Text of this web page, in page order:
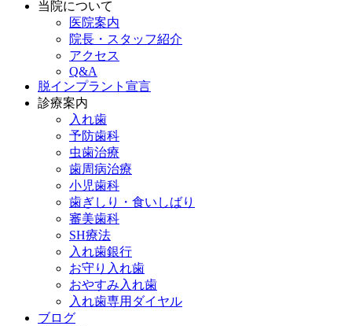
当院について
医院案内
院長・スタッフ紹介
アクセス
Q&A
脱インプラント宣言
診療案内
入れ歯
予防歯科
虫歯治療
歯周病治療
小児歯科
歯ぎしり・食いしばり
審美歯科
SH療法
入れ歯銀行
お守り入れ歯
おやすみ入れ歯
入れ歯専用ダイヤル
ブログ